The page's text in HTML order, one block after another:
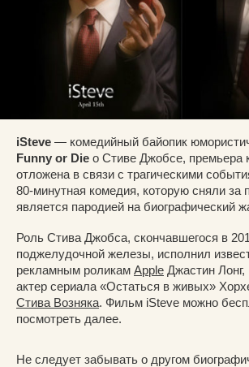
iSteve — комедийный байопик
Funny or Die о Стиве Джобсе, премьера
отложена в связи с трагическими
80-минутная комедия, которую сняли за
является пародией на биографический
Роль Стива Джобса, скончавшегося в
поджелудочной железы, исполнил
рекламным роликам Apple Джастин Лонг,
актер сериала «Остаться в живых»
Стива Возняка. Фильм iSteve можно
посмотреть далее.
Не следует забывать о другом